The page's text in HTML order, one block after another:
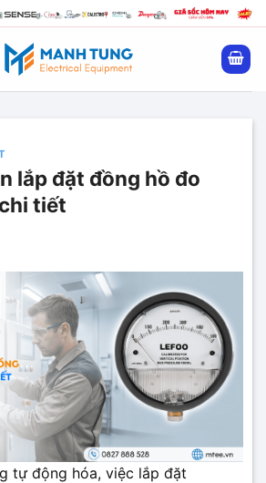
lắp đặt đồng hồ đo
tiết
tự động hóa, việc lắp đặt